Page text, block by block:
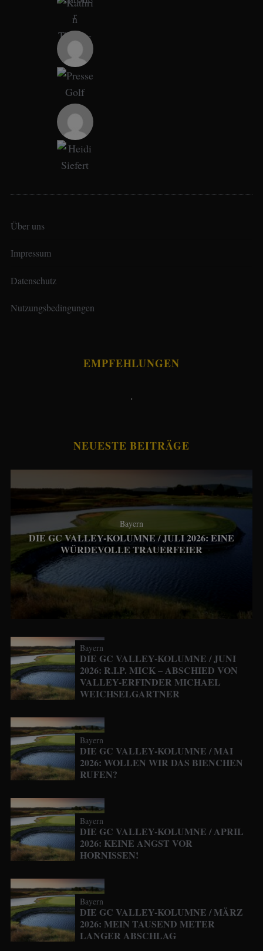
Über uns
Impressum
Datenschutz
Nutzungsbedingungen
EMPFEHLUNGEN
.
NEUESTE BEITRÄGE
Bayern
DIE GC VALLEY-KOLUMNE / JULI 2026: EINE
WÜRDEVOLLE TRAUERFEIER
Bayern
DIE GC VALLEY-KOLUMNE / JUNI
2026: R.I.P. MICK – ABSCHIED VON
VALLEY-ERFINDER MICHAEL
WEICHSELGARTNER
Bayern
DIE GC VALLEY-KOLUMNE / MAI
2026: WOLLEN WIR DAS BIENCHEN
RUFEN?
Bayern
DIE GC VALLEY-KOLUMNE / APRIL
2026: KEINE ANGST VOR
HORNISSEN!
Bayern
DIE GC VALLEY-KOLUMNE / MÄRZ
2026: MEIN TAUSEND METER
LANGER ABSCHLAG